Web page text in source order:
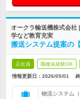
オークラ輸送機株式会社
学など教育充実
搬送システム提案の
正社員 職種未経験OK
情報更新日：2026/05/01
物流システム